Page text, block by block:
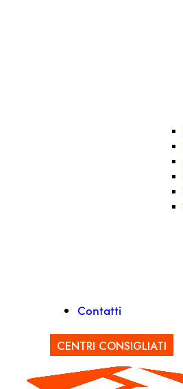
Contatti
CENTRI CONSIGLIATI